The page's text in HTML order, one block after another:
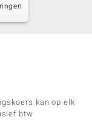
kan op elk
btw